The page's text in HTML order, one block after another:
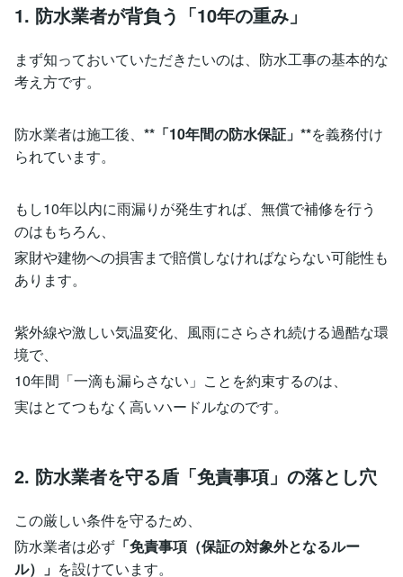
1. 防水業者が背負う「10年の重み」
まず知っておいていただきたいのは、防水工事の基本的な
考え方です。
防水業者は施工後、 **「10年間の防水保証」**を義務付け
られています。
もし10年以内に雨漏りが発生すれば、無償で補修を行う
のはもちろん、
家財や建物への損害まで賠償しなければならない可能性も
あります。
紫外線や激しい気温変化、風雨にさらされ続ける過酷な環
境で、
10年間「一滴も漏らさない」ことを約束するのは、
実はとてつもなく高いハードルなのです。
2. 防水業者を守る盾「免責事項」の落とし穴
この厳しい条件を守るため、
防水業者は必ず 「免責事項（保証の対象外となるルー
ル）」 を設けています。